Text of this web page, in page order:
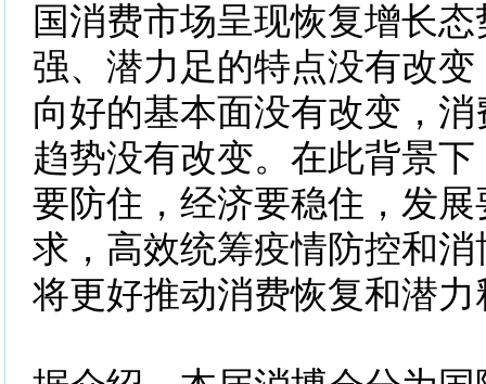
国消费市场呈现恢复增长
强、潜力足的特点没有改
向好的基本面没有改变，
趋势没有改变。在此背景
要防住，经济要稳住，发
求，高效统筹疫情防控和
将更好推动消费恢复和潜力